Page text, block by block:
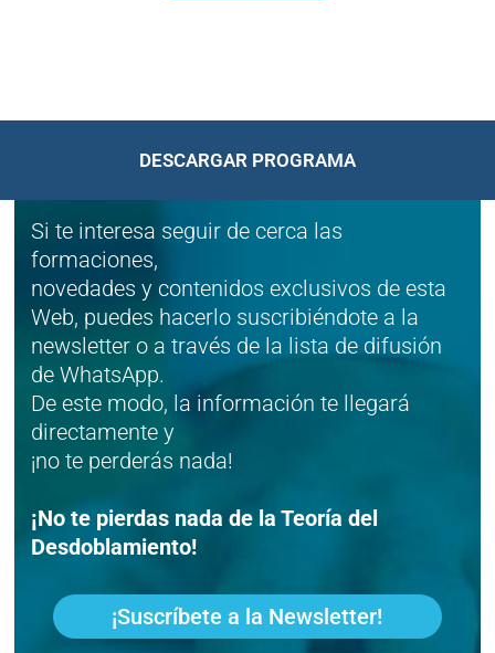
DESCARGAR PROGRAMA
Si te interesa seguir de cerca las
formaciones,
novedades y contenidos exclusivos de esta
Web, puedes hacerlo suscribiéndote a la
newsletter o a través de la lista de difusión
de WhatsApp.
De este modo, la información te llegará
directamente y
¡no te perderás nada!
¡No te pierdas nada de la Teoría del
Desdoblamiento!
¡Suscríbete a la Newsletter!